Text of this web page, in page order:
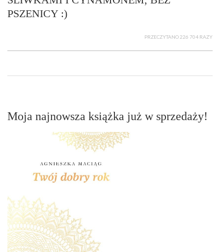
PSZENICY :)
PRZECZYTANO 226 704 RAZY
Moja najnowsza książka już w sprzedaży!